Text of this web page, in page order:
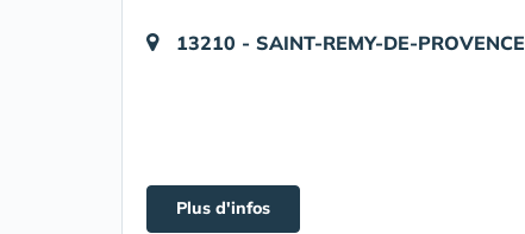
13210 - SAINT-REMY-DE-PROVENCE
Plus d'infos